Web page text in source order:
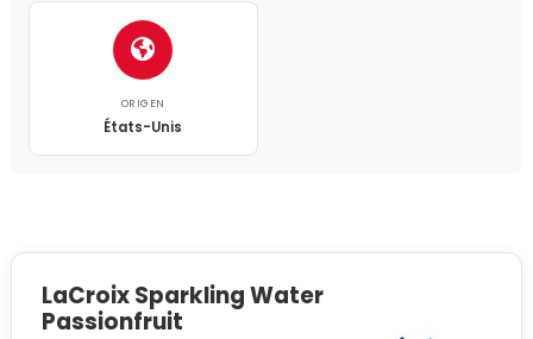
ORIGEN
États-Unis
LaCroix Sparkling Water
Passionfruit